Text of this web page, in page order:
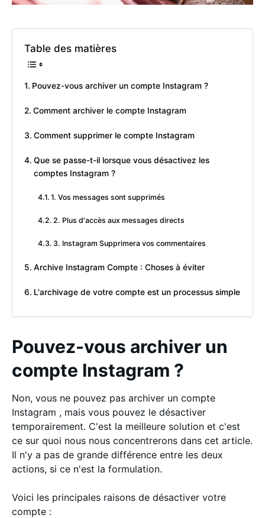
Table des matières
Pouvez-vous archiver un compte Instagram ?
Comment archiver le compte Instagram
Comment supprimer le compte Instagram
Que se passe-t-il lorsque vous désactivez les
comptes Instagram ?
1. Vos messages sont supprimés
2. Plus d'accès aux messages directs
3. Instagram Supprimera vos commentaires
Archive Instagram Compte : Choses à éviter
L'archivage de votre compte est un processus simple
Pouvez-vous archiver un
compte Instagram ?
Non, vous ne pouvez pas archiver un compte
Instagram , mais vous pouvez le désactiver
temporairement. C'est la meilleure solution et c'est
ce sur quoi nous nous concentrerons dans cet article.
Il n'y a pas de grande différence entre les deux
actions, si ce n'est la formulation.
Voici les principales raisons de désactiver votre
compte :